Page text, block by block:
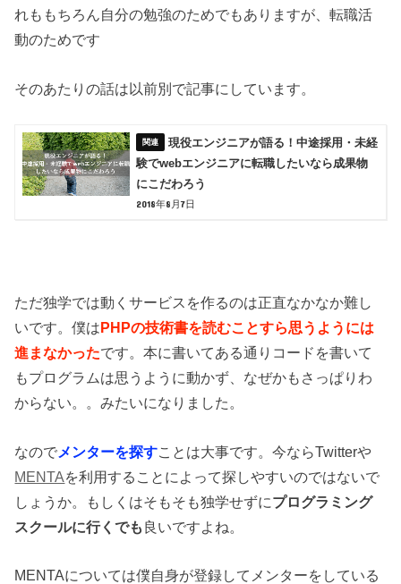
れももちろん自分の勉強のためでもありますが、転職活
動のためです
そのあたりの話は以前別で記事にしています。
現役エンジニアが語る！中途採用・未経
験でwebエンジニアに転職したいなら成果物
にこだわろう
2018年8月7日
ただ独学では動くサービスを作るのは正直なかなか難し
いです。僕はPHPの技術書を読むことすら思うようには
進まなかったです。本に書いてある通りコードを書いて
もプログラムは思うように動かず、なぜかもさっぱりわ
からない。。みたいになりました。
なので メンターを探す ことは大事です。今ならTwitterや
MENTAを利用することによって探しやすいのではないで
しょうか。もしくはそもそも独学せずにプログラミング
スクールに行くでも 良いですよね。
MENTAについては僕自身が登録してメンターをしている